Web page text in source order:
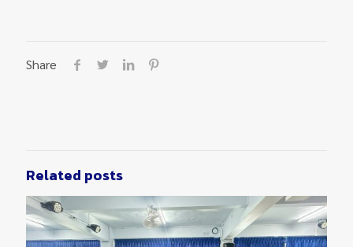
Share
Related posts